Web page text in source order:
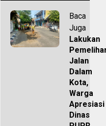
Baca
Juga
Lakukan
Jalan
Dalam
Kota,
Warga
Apresiasi
Dinas